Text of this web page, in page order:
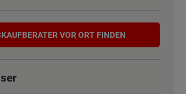
12 m x 6.43 m
12 m x 6.43 m
VOR ORT FINDEN